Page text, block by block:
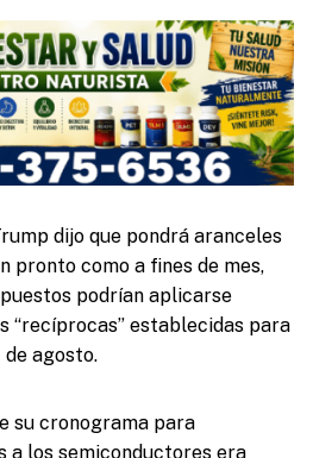
dijo que pondrá aranceles
pronto como a fines de mes,
podrían aplicarse
“recíprocas” establecidas para
agosto.
su cronograma para
a los semiconductores era